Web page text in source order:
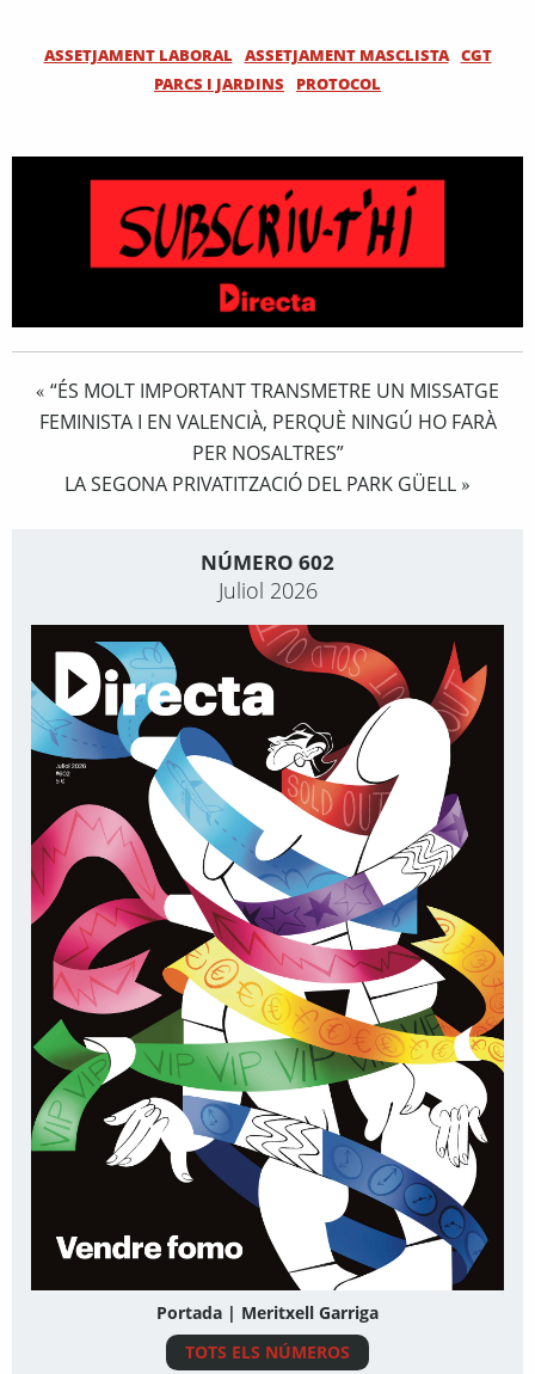
ASSETJAMENT LABORAL ASSETJAMENT MASCLISTA CGT
PARCS I JARDINS
PROTOCOL
« “ÉS MOLT IMPORTANT TRANSMETRE UN MISSATGE
FEMINISTA I EN VALENCIÀ, PERQUÈ NINGÚ HO FARÀ
PER NOSALTRES”
LA SEGONA PRIVATITZACIÓ DEL PARK GÜELL »
NÚMERO 602
Juliol 2026
Portada | Meritxell Garriga
TOTS ELS NÚMEROS